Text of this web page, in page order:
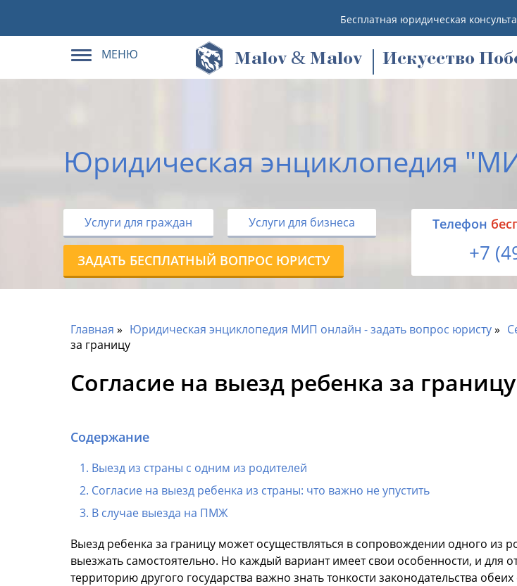
Бесплатная юридическая
МЕНЮ Malov & Malov Искусство
Юридическая энциклопедия
Услуги для граждан Услуги для бизнеса
ЗАДАТЬ БЕСПЛАТНЫЙ ВОПРОС ЮРИСТУ
Tелефон
+7
Главная Юридическая энциклопедия МИП онлайн - задать вопрос юристу
за границу
Согласие на выезд ребенка за границу
Содержание
Выезд из страны с одним из родителей
Согласие на выезд ребенка из страны: что важно не упустить
В случае выезда на ПМЖ
Выезд ребенка за границу может осуществляться в сопровождении одного из
выезжать самостоятельно. Но каждый вариант имеет свои особенности, и для
территорию другого государства важно знать тонкости законодательства обеих